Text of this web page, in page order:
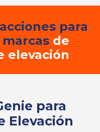
para
de
elevación
para
Elevación